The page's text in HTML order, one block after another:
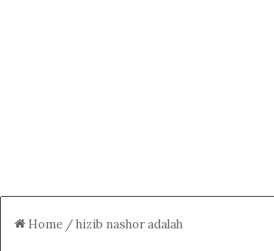
Home /hizib nashor adalah